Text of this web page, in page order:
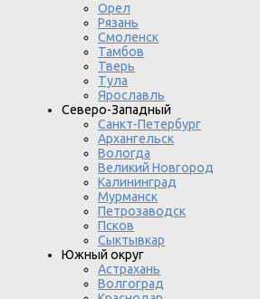
Орел
Рязань
Смоленск
Тамбов
Тверь
Тула
Ярославль
Северо-Западный
Санкт-Петербург
Архангельск
Вологда
Великий Новгород
Калининград
Мурманск
Петрозаводск
Псков
Сыктывкар
Южный округ
Астрахань
Волгоград